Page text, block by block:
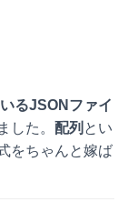
るJSONファイ
した。 配列 とい
をちゃんと嫁ば